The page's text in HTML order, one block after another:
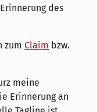
des
zum Claim bzw.
meine
Erinnerung an